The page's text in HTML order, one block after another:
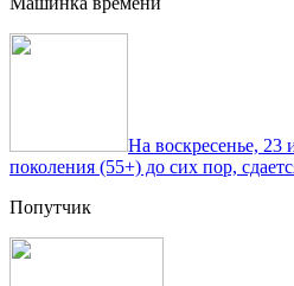
На воскресенье,
поколения (55+) до сих пор,
Попутчик